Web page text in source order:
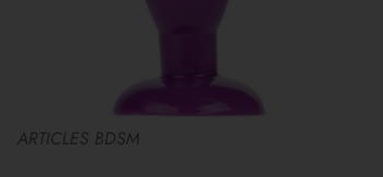
ARTICLES BDSM